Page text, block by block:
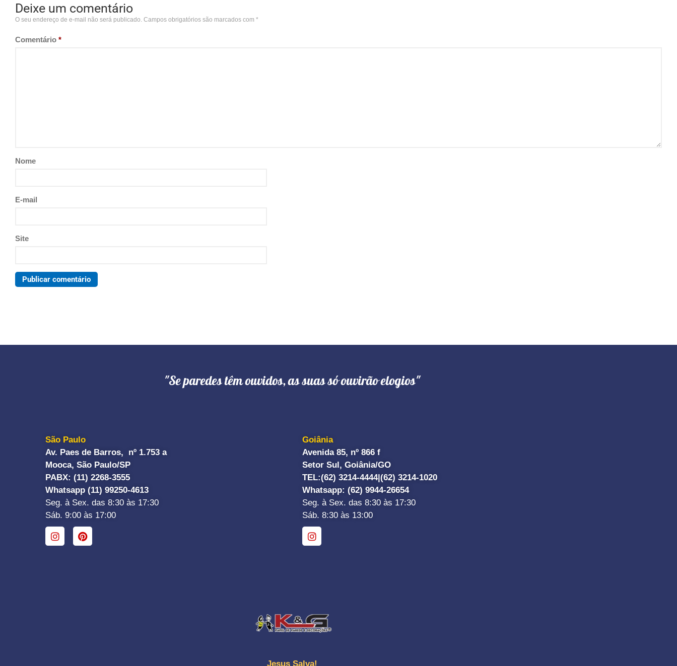
Deixe um comentário
O seu endereço de e-mail não será publicado. Campos obrigatórios são marcados com *
Comentário *
Nome
E-mail
Site
"Se paredes têm ouvidos, as suas só ouvirão elogios"
São Paulo
Av. Paes de Barros, nº 1.753 a
Mooca, São Paulo/SP
PABX: (11) 2268-3555
Whatsapp (11) 99250-4613
Seg. à Sex. das 8:30 às 17:30
Sáb. 9:00 às 17:00
Goiânia
Avenida 85, nº 866 f
Setor Sul, Goiânia/GO
TEL:(62) 3214-4444| (62) 3214-1020
Whatsapp: (62) 9944-26654
Seg. à Sex. das 8:30 às 17:30
Sáb. 8:30 às 13:00
Jesus Salva!